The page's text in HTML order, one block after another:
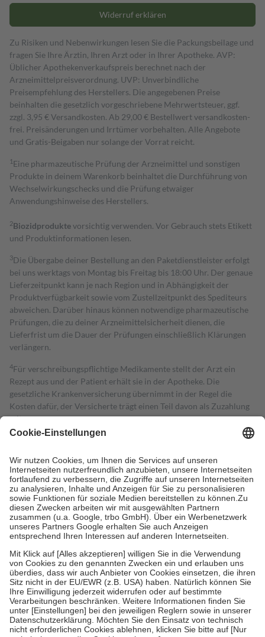
Widerruf erklären
Zu Risiken und Nebenwirkungen lesen Sie die Packungsbeilage und
fragen Sie Ihre Ärztin, Ihren Arzt oder in Ihrer Apotheke. AVP:
Üblicher Apothekenverkaufspreis berechnet nach der
Arzneimittelpreisverordnung. UVP: Unverbindliche
Preisempfehlung des Herstellers. Die angegebenen Preise
beinhalten die gesetzlich vorgeschriebene Mehrwertsteuer, ggf.
zzgl. 3,95 € Versandkosten. Ab 29,00 € Bestell­wert versand­kosten­
frei. Preisänderungen und Irrtümer vorbehalten. Alle Angebote
und Gratis-Beigaben nur solange der Vorrat reicht.
1 Eine pharmazeutische Prüfung der Arzneimittel und sonstigen
Produkte in deinem Warenkorb beinhaltet die Durchführung von
Wechselwirkungschecks und die Prüfung etwaiger
Anwendungshinweise des Herstellers.
2Biozidproduktevorsichtig verwenden. Vor Gebrauch stets Etikett
und Produktinformationen lesen.
3Die Übergabe deiner Bestellung an den Paketdienstleister erfolgt
bei uns werktags von Montag bis Freitag bis 18:00 Uhr. Der genaue
Lieferzeitpunkt kann je nach Region und in Abhängigkeit der
Produktverfügbarkeit sowie vom Zustellzeitpunkt des Spediteurs
abweichen. Darüber hinaus können notwendige pharmazeutische
Prüfungen, die zu deiner Arzneimittelsicherheit dienen, die
Lieferfrist um die Dauer der Prüfungen einschließlich Klärungen
verlängern.
4Für verschreibungspflichtige Medikamente stellt der Arzt ein
Rezept aus und der Patient erhält sie in der Apotheke. Die
gesetzliche Krankenversicherung übernimmt in der Regel die
Kosten dafür, der Versicherte trägt einen Teil davon als Zuzahlung
mit.
Grundsätzlich leisten Mitglieder Zuzahlungen in Höhe von zehn
höchstens zehn Euro.
Es sind jedoch nie mehr als die tatsächlichen
Kosten der Leistung zu entrichten.
Diese Regeln gelten grundsätzlich auch für Online-Apotheken.
Bei Heilmitteln und häuslicher Krankenpflege beträgt die
Zuzahlung zehn Prozent der Kosten sowie zehn Euro je
Verordnung.
Um das Engagement der Versicherten für ihre eigene Gesundheit zu
stärken und die besondere Stellung der Familie zu unterstützen,
fallenkeine Zuzahlungenan bei:
• Kindern und Jugendlichen bis zum vollendeten 18. Lebensjahr
mit Ausnahme der Fahrkosten
• Untersuchungen zur Vorsorge und Früherkennung, die von der
GKV getragen werden
• empfohlenen Schutzimpfungen
• Harn- und Blutteststreifen